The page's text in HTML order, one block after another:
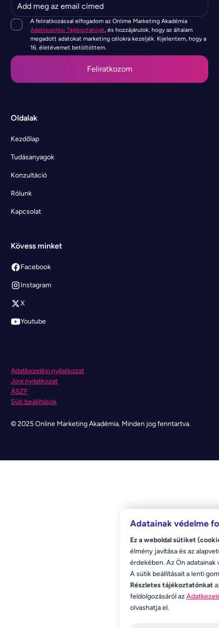
A feliratkozással elfogadom az Onlime Marketing Akadémia
Adatkezelési Tájékoztatóját, és hozzájárulok, hogy az általam
megadott adatokat marketing célokra kezeljék. Kijelentem, hogy a
16. életévemet betöltöttem.
Oldalak
Kezdőlap
Tudásanyagok
Konzultáció
Rólunk
Kapcsolat
Kövess minket
Facebook
Instagram
X
Youtube
© 2025 Online Marketing Akadémia. Minden jog fenntartva.
Adatkezelési nyilatkozat
Jogi nyilatkozat
ÁSZF
Süti beállítások
Adatainak védelme
Ez a weboldal sütiket
élmény javítása és az
érdekében. Az Ön
A sütik beállításait a lenti
Részletes tájékoztatónkat
feldolgozásáról az
olvashatja el.